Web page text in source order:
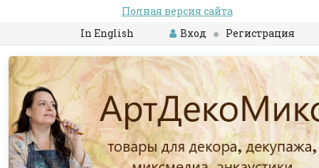
Полная версия сайта
In English
Вход Регистрация